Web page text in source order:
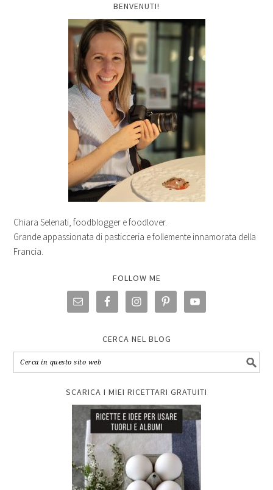
BENVENUTI!
Chiara Selenati, foodblogger e foodlover.
Grande appassionata di pasticceria e follemente innamorata della
Francia.
FOLLOW ME
CERCA NEL BLOG
SCARICA I MIEI RICETTARI GRATUITI